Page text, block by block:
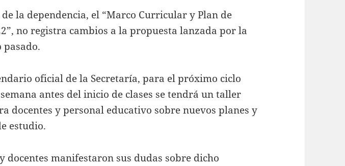
la dependencia, el “Marco Curricular y Plan de
no registra cambios a la propuesta lanzada por la
pasado.
oficial de la Secretaría, para el próximo ciclo
antes del inicio de clases se tendrá un taller
docentes y personal educativo sobre nuevos planes y
estudio.
docentes manifestaron sus dudas sobre dicho